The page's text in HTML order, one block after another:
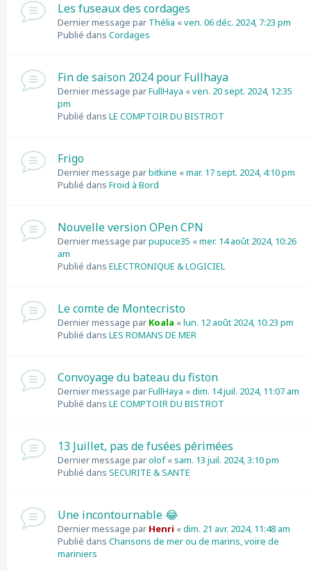
Les fuseaux des cordages
Dernier message par Thélia «ven. 06 déc. 2024, 7:23 pm
Publié dans Cordages
Fin de saison 2024 pour Fullhaya
Dernier message parFullHaya «ven. 20 sept. 2024, 12:35
pm
Publié dans LE COMPTOIR DU BISTROT
Frigo
Dernier message parbitkine «mar. 17 sept. 2024, 4:10 pm
Publié dans Froid à Bord
Nouvelle version OPen CPN
Dernier message parpupuce35 «mer. 14 août 2024, 10:26
am
Publié dans ELECTRONIQUE & LOGICIEL
Le comte de Montecristo
Dernier message par Koala «lun. 12 août 2024, 10:23 pm
Publié dans LES ROMANS DE MER
Convoyage du bateau du fiston
Dernier message parFullHaya «dim. 14 juil. 2024, 11:07 am
Publié dans LE COMPTOIR DU BISTROT
13 Juillet, pas de fusées périmées
Dernier message parolof«sam. 13 juil. 2024, 3:10 pm
Publié dans SECURITE & SANTE
Une incontournable 😂
Dernier message par Henri «dim. 21 avr. 2024, 11:48 am
Publié dans Chansons de mer ou de marins, voire de
mariniers